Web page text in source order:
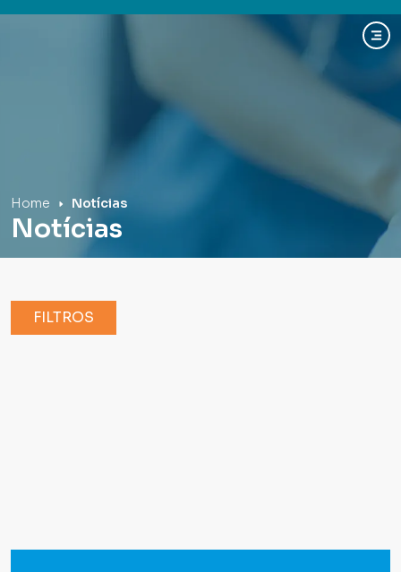
Home Notícias
Notícias
FILTROS